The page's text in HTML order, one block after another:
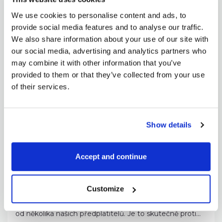
We use cookies to personalise content and ads, to
provide social media features and to analyse our traffic.
We also share information about your use of our site with
our social media, advertising and analytics partners who
may combine it with other information that you’ve
provided to them or that they’ve collected from your use
of their services.
Show details
Accept and continue
Customize
3. 4. 2025
Cla jsou pravděpodobně tou nejhloupější částí
Trumpovy agendy. Ano, jejich cíl dává naprostý smysl,
avšak...
CELÝ ČLÁNEK
Proč dolar klesá, když akcie padají?
Stejnou otázku jsme během uplynulého týdne dostali
od několika našich předplatitelů. Je to skutečně proti...